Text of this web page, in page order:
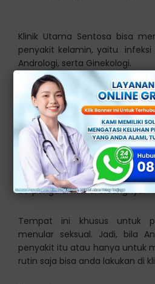
Klinik Utama Sentosa bisa
penyakit kelamin, yaitu infeksi
Andrologi, serta Ginekologi.
Menjadikan salah satu klinik
di Jakarta, sudah banyak
melakukan pengobatan dan
Klinik kami berstandar
modern dan canggih,
spesialis penyakit kelamin
berpengalaman di bidangnya.
Tempat ini khusus untuk
menular seksual. Jadi, bila
penyakit itu atau hanya untuk
rutin saja bisa anda lakukan di